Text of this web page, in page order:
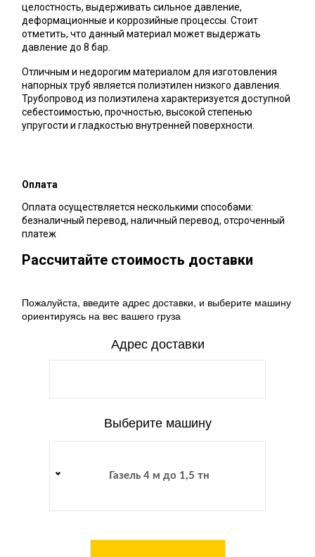
целостность, выдерживать сильное давление,
деформационные и коррозийные процессы. Стоит
отметить, что данный материал может выдержать
давление до 8 бар.
Отличным и недорогим материалом для изготовления
напорных труб является полиэтилен низкого давления.
Трубопровод из полиэтилена характеризуется доступной
себестоимостью, прочностью, высокой степенью
упругости и гладкостью внутренней поверхности.
Оплата
Оплата осуществляется несколькими способами:
безналичный перевод, наличный перевод, отсроченный
платеж
Рассчитайте стоимость доставки
Пожалуйста, введите адрес доставки, и выберите машину
ориентируясь на вес вашего груза
Адрес доставки
Выберите машину
Газель 4 м до 1,5 тн